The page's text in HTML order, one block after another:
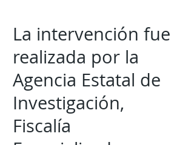
La intervención fue
realizada por la
Agencia Estatal de
Investigación,
Fiscalía